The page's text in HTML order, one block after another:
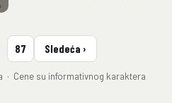
87 Sledeća ›
· Cene su informativnog karaktera